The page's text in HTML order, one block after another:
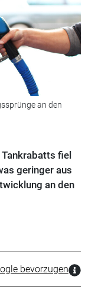
an den
fiel
geringer aus
an den
bevorzugen